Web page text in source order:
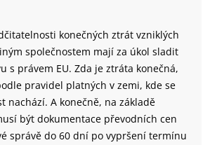
konečných ztrát vzniklých
společnostem mají za úkol sladit
s právem EU. Zda je ztráta konečná,
pravidel platných v zemi, kde se
nachází. A konečně, na základě
být dokumentace převodních cen
správě do 60 dní po vypršení termínu